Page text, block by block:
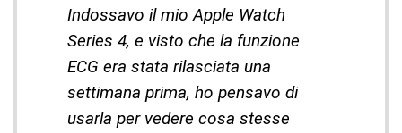
Indossavo il mio Apple Watch
Series 4, e visto che la funzione
ECG era stata rilasciata una
settimana prima, ho pensavo di
usarla per vedere cosa stesse